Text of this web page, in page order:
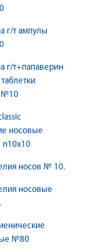
г/т ампулы
г/т+папаверин
№10
носовые
n10х10
носов № 10.
носовые
№80